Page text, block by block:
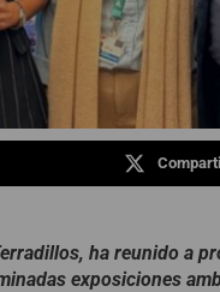
ha reunido a
exposiciones